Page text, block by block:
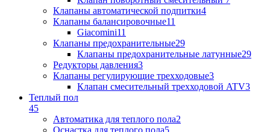
Клапаны автоматической подпитки4
Клапаны балансировочные11
Giacomini11
Клапаны предохранительные29
Клапаны предохранительные латунные29
Редукторы давления3
Клапаны регулирующие трехходовые3
Клапан смесительный трехходовой ATV3
Теплый пол
45
Автоматика для теплого пола2